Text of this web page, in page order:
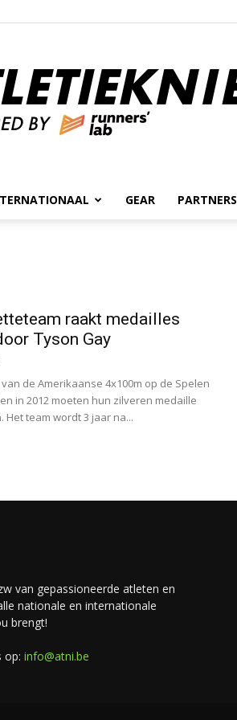
GEAR PARTNERS
raakt medailles
Tyson Gay
de Amerikaanse 4x100m op de Spelen
in 2012 moeten hun zilveren medaille
Het team wordt 3 jaar na...
van gepassioneerde atleten en
nationale en internationale
brengt!
op: info@atni.be